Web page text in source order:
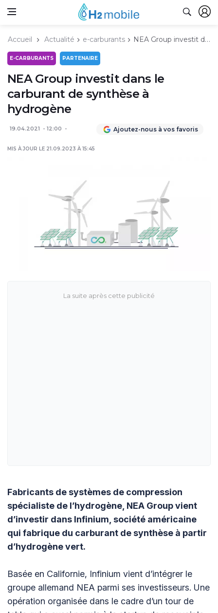
Accueil Actualité e-carburants NEA Group investit dans le carburant de synthèse à hydrogène
E-CARBURANTS PARTENAIRE
NEA Group investit dans le
carburant de synthèse à
hydrogène
19.04.2021 12:00 Ajoutez-nous à vos favoris
MIS À JOUR LE 21.09.2023 À 15:45
Fabricants de systèmes de compression
spécialiste de l’hydrogène, NEA Group vient
d’investir dans Infinium, société américaine
qui fabrique du carburant de synthèse à partir
d’hydrogène vert.
Basée en Californie, Infinium vient d’intégrer le
groupe allemand NEA parmi ses investisseurs. Une
opération organisée dans le cadre d’un tour de